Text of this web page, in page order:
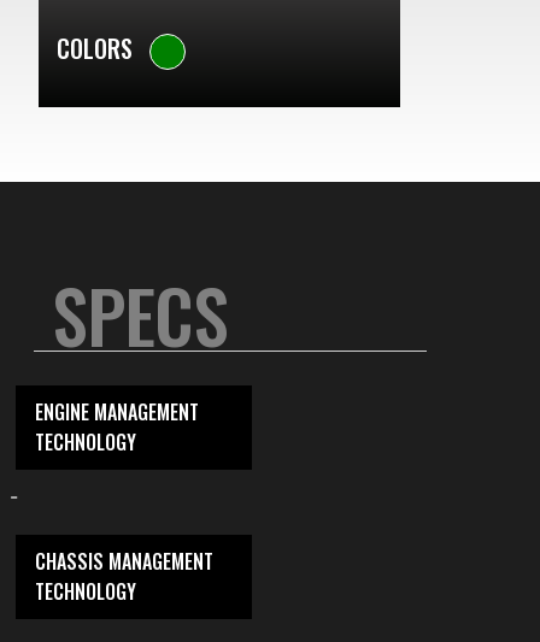
COLORS
SPECS
ENGINE MANAGEMENT
TECHNOLOGY
-
CHASSIS MANAGEMENT
TECHNOLOGY